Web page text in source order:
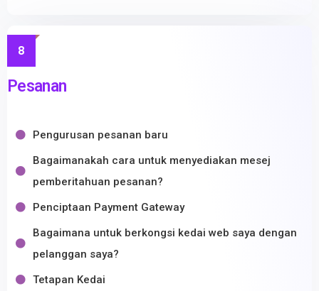
8
Pesanan
Pengurusan pesanan baru
Bagaimanakah cara untuk menyediakan mesej
pemberitahuan pesanan?
Penciptaan Payment Gateway
Bagaimana untuk berkongsi kedai web saya dengan
pelanggan saya?
Tetapan Kedai